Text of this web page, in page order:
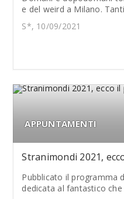
e del weird a Milano.
S*, 10/09/2021
APPUNTAMENTI
Stranimondi 2021,
Pubblicato il programma
dedicata al fantastico che